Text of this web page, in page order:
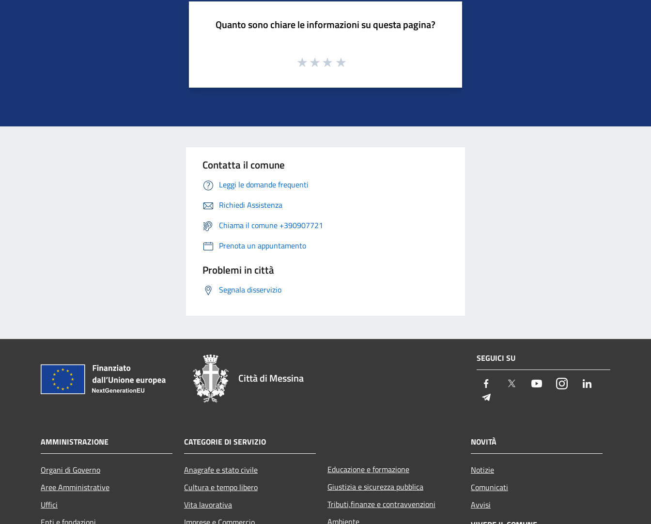
Quanto sono chiare le informazioni su questa pagina?
Contatta il comune
Leggi le domande frequenti
Richiedi Assistenza
Chiama il comune +390907721
Prenota un appuntamento
Problemi in città
Segnala disservizio
Città di Messina
SEGUICI SU
Facebook Twitter YoutubeInstagram
AMMINISTRAZIONE
Organi di Governo
Aree Amministrative
Uffici
CATEGORIE DI SERVIZIO
Anagrafe e stato civile
Cultura e tempo libero
Vita lavorativa
Educazione e formazione
Giustizia e sicurezza pubblica
Tributi,finanze e contravvenzioni
Ambiente
NOVITÀ
Notizie
Comunicati
Avvisi